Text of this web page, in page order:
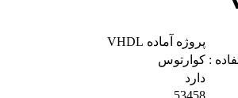
پروژه آماده VHDL
: کوارتوس
دارد
53458